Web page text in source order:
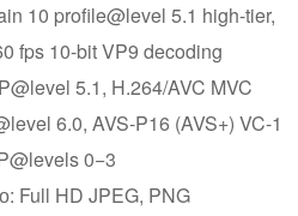
10 profile@level 5.1 high-tier,
fps 10-bit VP9 decoding
5.1, H.264/AVC MVC
6.0, AVS-P16 (AVS+) VC-1
0−3
Full HD JPEG, PNG